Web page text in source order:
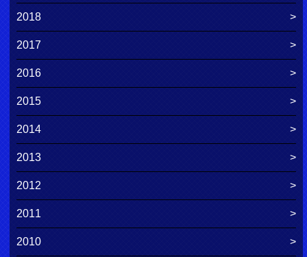
2018
2017
2016
2015
2014
2013
2012
2011
2010